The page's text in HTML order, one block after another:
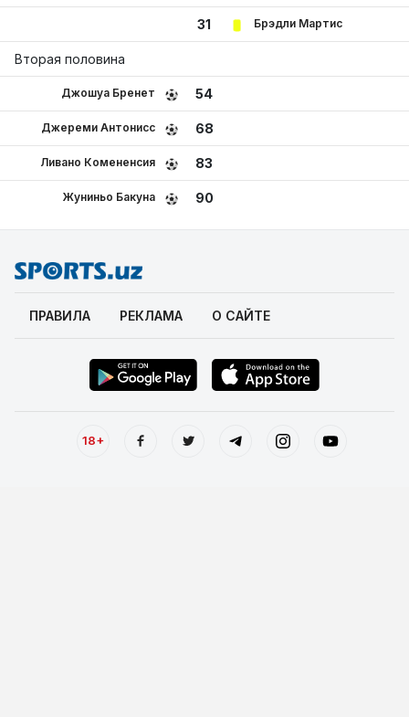
31 Брэдли Мартис
Вторая половина
54
Джошуа Бренет
68
Джереми Антонисс
83
Ливано Комененсия
90
Жуниньо Бакуна
ПРАВИЛА РЕКЛАМА О САЙТЕ
18+